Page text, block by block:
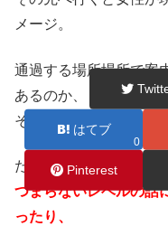
メージ。
通過する場所場所で案
あるのか、
その真意は測りかねま
ただ、せっかく波動上
つまらないレベルの話
ったり、
はてブ
0
Pinterest